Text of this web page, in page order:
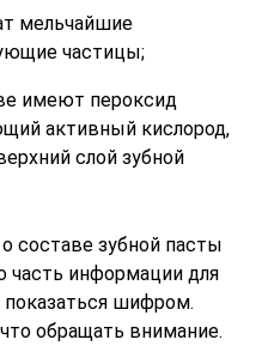
мельчайшие
частицы;
имеют пероксид
активный кислород,
слой зубной
составе зубной пасты
часть информации для
показаться шифром.
обращать внимание.